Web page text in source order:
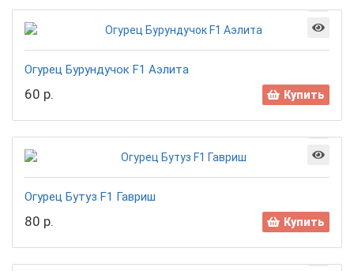
Огурец Бурундучок F1 Аэлита
60 р. Купить
Огурец Бутуз F1 Гавриш
80 р. Купить